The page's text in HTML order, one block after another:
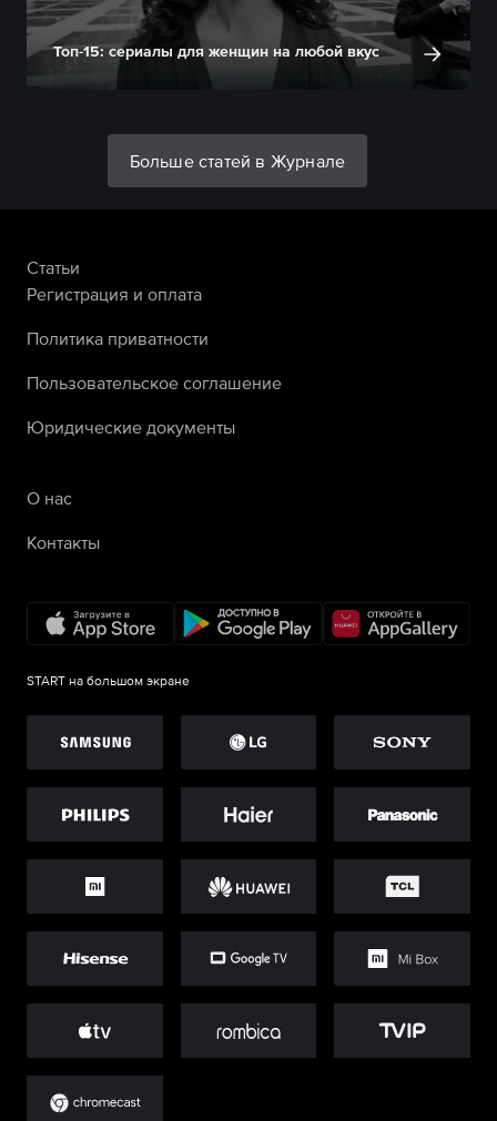
Топ-15: сериалы для женщин на любой вкус
Больше статей в Журнале
Статьи
Регистрация и оплата
Политика приватности
Пользовательское соглашение
Юридические документы
О нас
Контакты
START на большом экране